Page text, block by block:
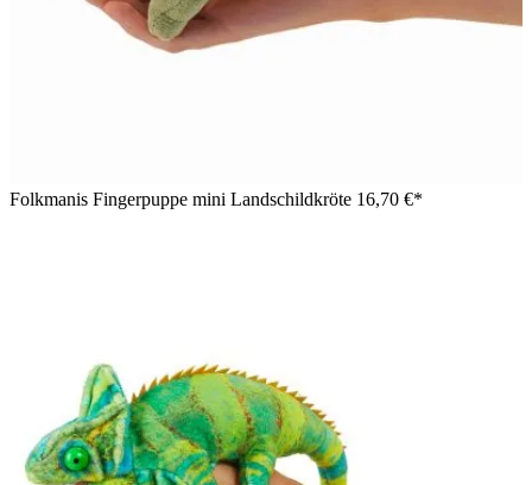
Folkmanis Fingerpuppe mini Landschildkröte 16,70 €*